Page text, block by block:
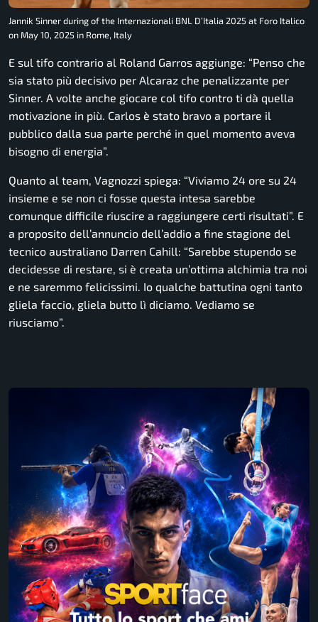
Jannik Sinner during of the Internazionali BNL D’Italia 2025 at Foro Italico
on May 10, 2025 in Rome, Italy
E sul tifo contrario al Roland Garros aggiunge: “Penso che
sia stato più decisivo per Alcaraz che penalizzante per
Sinner. A volte anche giocare col tifo contro ti dà quella
motivazione in più. Carlos è stato bravo a portare il
pubblico dalla sua parte perché in quel momento aveva
bisogno di energia”.
Quanto al team, Vagnozzi spiega: “Viviamo 24 ore su 24
insieme e se non ci fosse questa intesa sarebbe
comunque difficile riuscire a raggiungere certi risultati”. E
a proposito dell’annuncio dell’addio a fine stagione del
tecnico australiano Darren Cahill: “Sarebbe stupendo se
decidesse di restare, si è creata un’ottima alchimia tra noi
e ne saremmo felicissimi. Io qualche battutina ogni tanto
gliela faccio, gliela butto lì diciamo. Vediamo se
riusciamo”.